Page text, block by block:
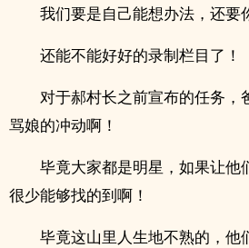
我们要是自己能想办法，还要
还能不能好好的录制栏目了！
对于郝村长之前宣布的任务，
骂娘的冲动啊！
毕竟大家都是明星，如果让他
很少能够找的到啊！
毕竟这山里人生地不熟的，他